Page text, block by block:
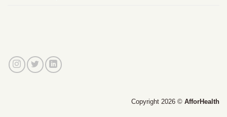
Copyright 2026 © AfforHealth